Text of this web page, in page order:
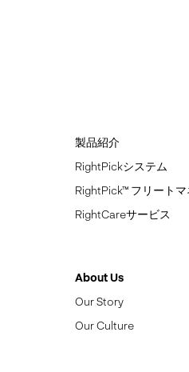
製品紹介
RightPickシステム
RightPick™ フリートマ
RightCareサービス
About Us
Our Story
Our Culture